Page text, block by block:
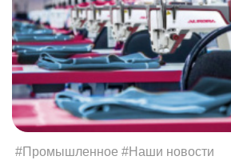
#Промышленное #Наши новости